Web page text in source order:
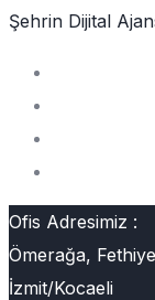
Şehrin Dijital
Ofis Adresimiz :
Ömerağa,
İzmit/Kocaeli